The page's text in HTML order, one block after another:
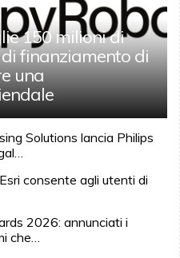
150 milioni di
finanziamento di
una
Solutions lancia Philips
consente agli utenti di
2026: annunciati i
che…